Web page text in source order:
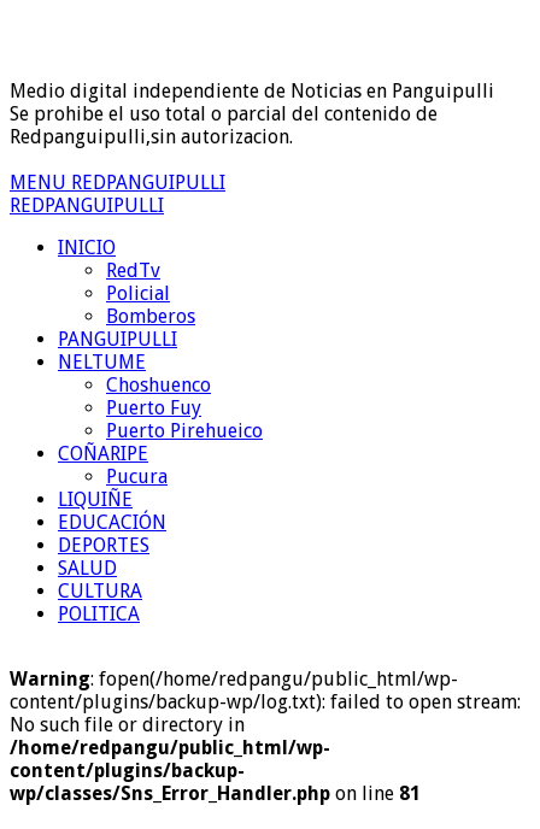
Medio digital independiente de Noticias en Panguipulli
Se prohibe el uso total o parcial del contenido de
Redpanguipulli,sin autorizacion.
MENU REDPANGUIPULLI
REDPANGUIPULLI
INICIO
RedTv
Policial
Bomberos
PANGUIPULLI
NELTUME
Choshuenco
Puerto Fuy
Puerto Pirehueico
COÑARIPE
Pucura
LIQUIÑE
EDUCACIÓN
DEPORTES
SALUD
CULTURA
POLITICA
Warning: fopen(/home/redpangu/public_html/wp-
content/plugins/backup-wp/log.txt): failed to open stream:
No such file or directory in
/home/redpangu/public_html/wp-
content/plugins/backup-
wp/classes/Sns_Error_Handler.php on line 81